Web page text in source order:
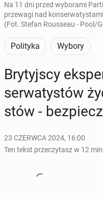
Na 11 dni przed wyborami
przewagi nad
(Fot. Stefan Rousseau - Pool/
Polityka Wybory
Bry­tyj­scy
ser­wa­ty­stów
stów -
23 CZERWCA 2024, 16:00
Ten tekst przeczytasz w 12